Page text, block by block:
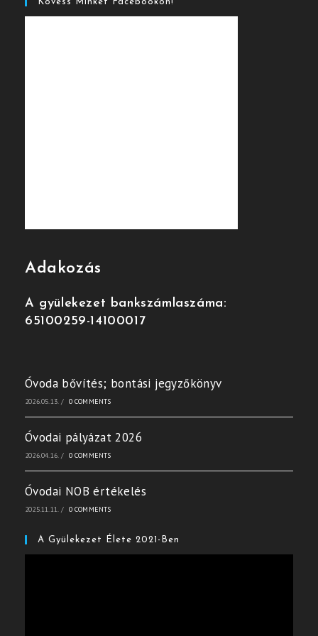
Adakozás
A gyülekezet bankszámlaszáma:
65100259-14100017
Óvoda bővítés; bontási jegyzőkönyv
2026.05.13. / 0 COMMENTS
Óvodai pályázat 2026
2026.04.16. / 0 COMMENTS
Óvodai NOB értékelés
2025.11.11. / 0 COMMENTS
A Gyülekezet Élete 2021-Ben